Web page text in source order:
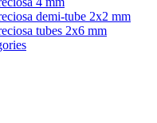
demi-tube 2x2 mm
tubes 2x6 mm